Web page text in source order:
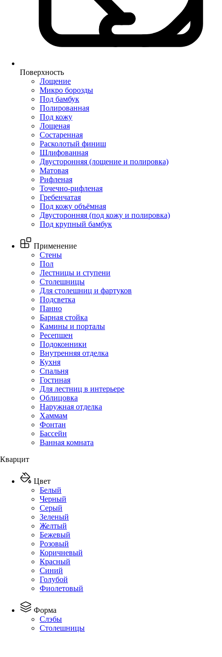
Поверхность
Лощение
Микро борозды
Под бамбук
Полированная
Под кожу
Лощеная
Состаренная
Расколотый финиш
Шлифованная
Двусторонняя (лощение и полировка)
Матовая
Рифленая
Точечно-рифленая
Гребенчатая
Под кожу объёмная
Двусторонняя (под кожу и полировка)
Под крупный бамбук
Применение
Стены
Пол
Лестницы и ступени
Столешницы
Для столешниц и фартуков
Подсветка
Панно
Барная стойка
Камины и порталы
Ресепшен
Подоконники
Внутренняя отделка
Кухня
Спальня
Гостиная
Для лестниц в интерьере
Облицовка
Наружная отделка
Хаммам
Фонтан
Бассейн
Ванная комната
Кварцит
Цвет
Белый
Черный
Серый
Зеленый
Желтый
Бежевый
Розовый
Коричневый
Красный
Синий
Голубой
Фиолетовый
Форма
Слэбы
Столешницы